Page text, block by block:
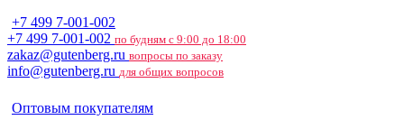
+7 499 7-001-002
+7 499 7-001-002 по будням с 9:00 до 18:00
zakaz@gutenberg.ru вопросы по заказу
info@gutenberg.ru для общих вопросов
Оптовым покупателям